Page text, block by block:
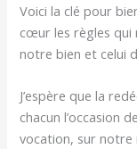
Voici la clé pour
cœur les règles qui
notre bien et celui
J’espère que la
chacun l’occasion
vocation, sur